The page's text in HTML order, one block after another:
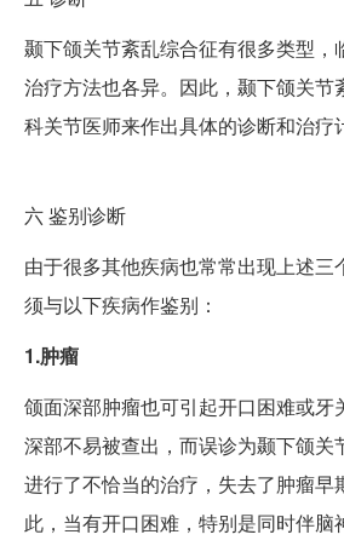
颞下颌关节紊乱综合征有很多类型，
治疗方法也各异。因此，颞下颌关节
科关节医师来作出具体的诊断和治疗
六鉴别诊断
由于很多其他疾病也常常出现上述三
须与以下疾病作鉴别：
1.肿瘤
颌面深部肿瘤也可引起开口困难或牙
深部不易被查出，而误诊为颞下颌关
进行了不恰当的治疗，失去了肿瘤早
此，当有开口困难，特别是同时伴脑